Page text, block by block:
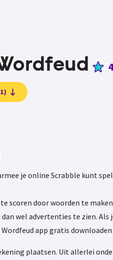
je online Scrabble kunt
scoren door woorden te
wel advertenties te zien.
app gratis
plaatsen. Uit allerlei